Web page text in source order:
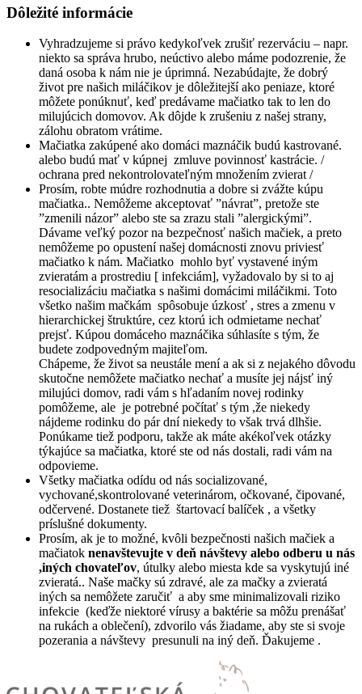
Dôležité informácie
Vyhradzujeme si právo kedykoľvek zrušiť rezerváciu – napr.
niekto sa správa hrubo, neúctivo alebo máme podozrenie, že
daná osoba k nám nie je úprimná. Nezabúdajte, že dobrý
život pre našich miláčikov je dôležitejší ako peniaze, ktoré
môžete ponúknuť, keď predávame mačiatko tak to len do
milujúcich domovov. Ak dôjde k zrušeniu z našej strany,
zálohu obratom vrátime.
Mačiatka zakúpené ako domáci maznáčik budú kastrované.
alebo budú mať v kúpnej zmluve povinnosť kastrácie. /
ochrana pred nekontrolovateľným množením zvierat /
Prosím, robte múdre rozhodnutia a dobre si zvážte kúpu
mačiatka.. Nemôžeme akceptovať ”návrat”, pretože ste
”zmenili názor” alebo ste sa zrazu stali ”alergickými”.
Dávame veľký pozor na bezpečnosť našich mačiek, a preto
nemôžeme po opustení našej domácnosti znovu priviesť
mačiatko k nám. Mačiatko mohlo byť vystavené iným
zvieratám a prostrediu [ infekciám], vyžadovalo by si to aj
resocializáciu mačiatka s našimi domácimi miláčikmi. Toto
všetko našim mačkám spôsobuje úzkosť , stres a zmenu v
hierarchickej štruktúre, cez ktorú ich odmietame nechať
prejsť. Kúpou domáceho maznáčika súhlasíte s tým, že
budete zodpovedným majiteľom.
Chápeme, že život sa neustále mení a ak si z nejakého dôvodu
skutočne nemôžete mačiatko nechať a musíte jej nájsť iný
milujúci domov, radi vám s hľadaním novej rodinky
pomôžeme, ale je potrebné počítať s tým ,že niekedy
nájdeme rodinku do pár dní niekedy to však trvá dlhšie.
Ponúkame tiež podporu, takže ak máte akékoľvek otázky
týkajúce sa mačiatka, ktoré ste od nás dostali, radi vám na
odpovieme.
Všetky mačiatka odídu od nás socializované,
vychované,skontrolované veterinárom, očkované, čipované,
odčervené. Dostanete tiež štartovací balíček , a všetky
príslušné dokumenty.
Prosím, ak je to možné, kvôli bezpečnosti našich mačiek a
mačiatok nenavštevujte v deň návštevy alebo odberu u nás
,iných chovateľov, útulky alebo miesta kde sa vyskytujú iné
zvieratá.. Naše mačky sú zdravé, ale za mačky a zvieratá
iných sa nemôžete zaručiť a aby sme minimalizovali riziko
infekcie (keďže niektoré vírusy a baktérie sa môžu prenášať
na rukách a oblečení), zdvorilo vás žiadame, aby ste si svoje
pozerania a návštevy presunuli na iný deň. Ďakujeme .